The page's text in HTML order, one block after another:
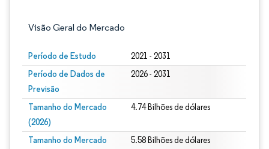
Visão Geral do Mercado
Período de Estudo 2021 - 2031
Período de Dados de
Previsão
2026 - 2031
Tamanho do Mercado
(2026)
4.74 Bilhões de dólares
Tamanho do Mercado
5.58 Bilhões de dólares